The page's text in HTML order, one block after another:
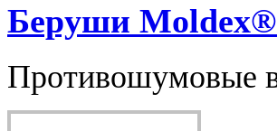
Беруши Moldex®
Противошумовые